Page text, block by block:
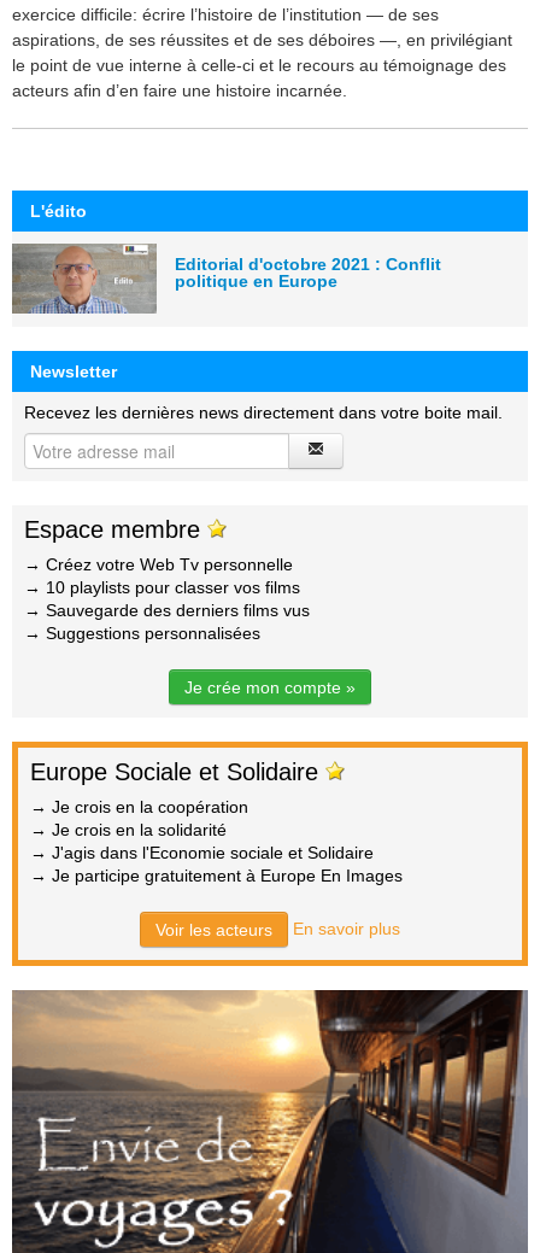
exercice difficile: écrire l’histoire de l’institution — de ses
aspirations, de ses réussites et de ses déboires —, en privilégiant
le point de vue interne à celle-ci et le recours au témoignage des
acteurs afin d’en faire une histoire incarnée.
L'édito
Editorial d'octobre 2021 : Conflit
politique en Europe
Newsletter
Recevez les dernières news directement dans votre boite mail.
Espace membre
→ Créez votre Web Tv personnelle
→ 10 playlists pour classer vos films
→ Sauvegarde des derniers films vus
→ Suggestions personnalisées
Je crée mon compte »
Europe Sociale et Solidaire
→ Je crois en la coopération
→ Je crois en la solidarité
→ J'agis dans l'Economie sociale et Solidaire
→ Je participe gratuitement à Europe En Images
Voir les acteurs En savoir plus